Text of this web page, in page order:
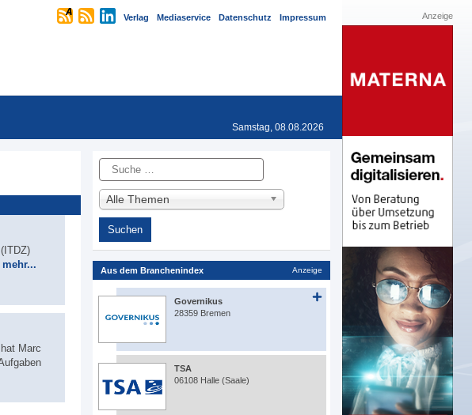
Verlag Mediaservice Datenschutz Impressum
Samstag, 08.08.2026
mehr...
Marc
Suche
Alle Themen
Aus dem Branchenindex Anzeige
Governikus
28359 Bremen
TSA
06108 Halle (Saale)
Anzeige